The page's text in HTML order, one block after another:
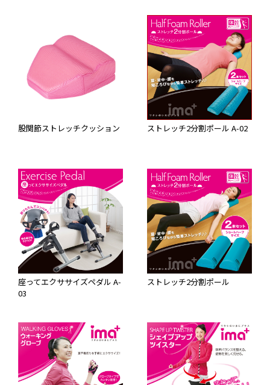
股関節ストレッチクッション ストレッチ2分割ポール A-02
座ってエクササイズペダル A-
03
ストレッチ2分割ポール